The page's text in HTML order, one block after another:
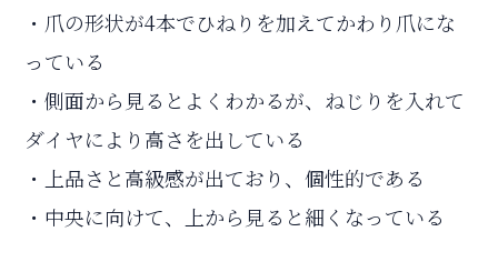
・爪の形状が4本でひねりを加えてかわり爪にな
っている
・側面から見るとよくわかるが、ねじりを入れて
ダイヤにより高さを出している
・上品さと高級感が出ており、個性的である
・中央に向けて、上から見ると細くなっている